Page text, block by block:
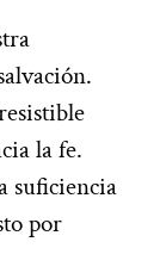
la fe.
suficiencia
por